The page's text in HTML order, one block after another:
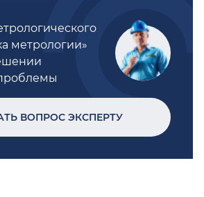
метрологии»
ВОПРОС ЭКСПЕРТУ